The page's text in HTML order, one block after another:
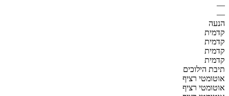
—
—
הנעה
קדמית
קדמית
קדמית
קדמית
תיבת הילוכים
אוטומטי רציף
אוטומטי רציף